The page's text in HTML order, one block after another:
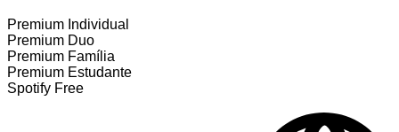
Premium Individual
Premium Duo
Premium Família
Premium Estudante
Spotify Free